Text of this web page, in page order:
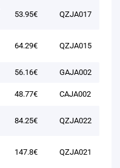
53.95€ QZJA017
64.29€ QZJA015
56.16€ GAJA002
48.77€ CAJA002
84.25€ QZJA022
147.8€ QZJA021